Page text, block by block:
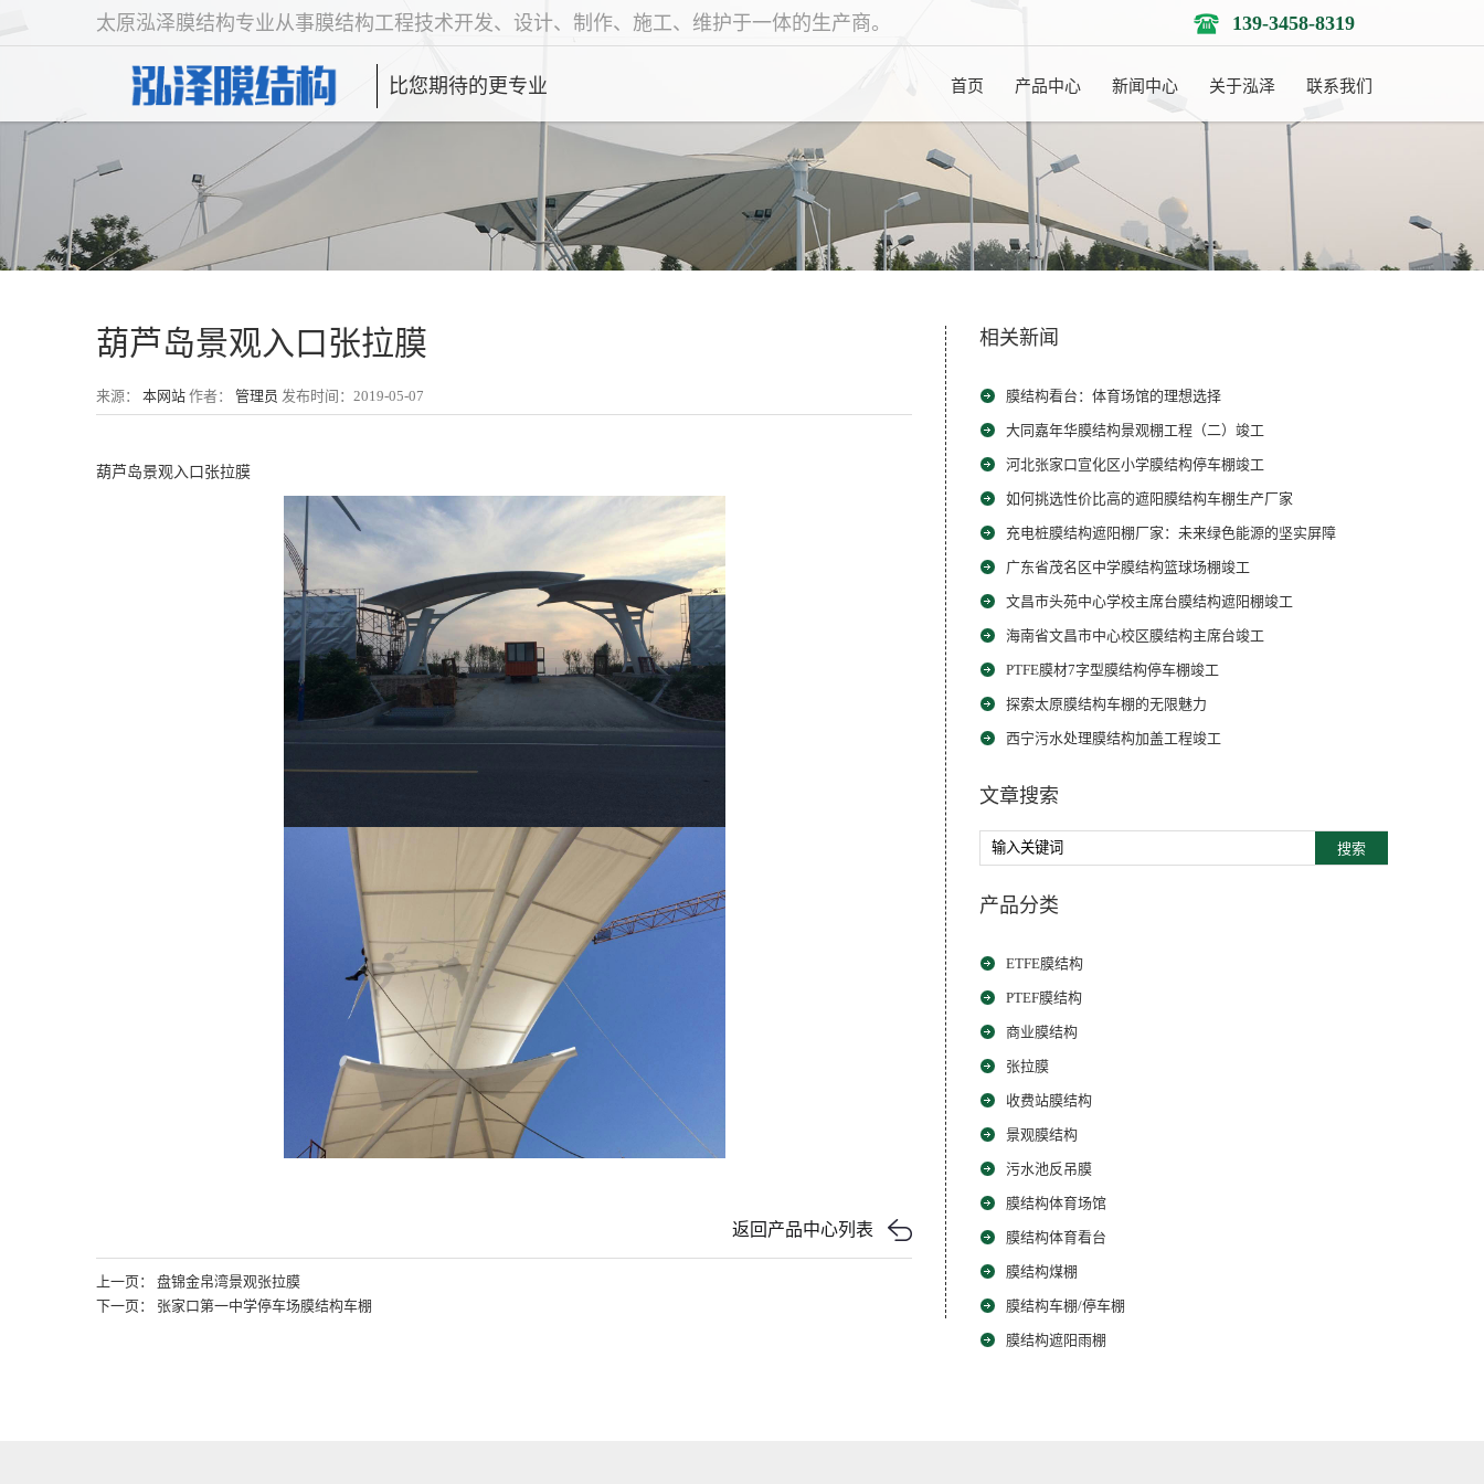
太原泓泽膜结构专业从事膜结构工程技术开发、设计、制作、施工、维护于一体的生产商。 139-3458-8319
比您期待的更专业 首页 产品中心 新闻中心 关于泓泽 联系我们
葫芦岛景观入口张拉膜
来源： 本网站 作者： 管理员 发布时间：2019-05-07
葫芦岛景观入口张拉膜
返回产品中心列表
上一页： 盘锦金帛湾景观张拉膜
下一页： 张家口第一中学停车场膜结构车棚
相关新闻
膜结构看台：体育场馆的理想选择
大同嘉年华膜结构景观棚工程（二）竣工
河北张家口宣化区小学膜结构停车棚竣工
如何挑选性价比高的遮阳膜结构车棚生产厂家
充电桩膜结构遮阳棚厂家：未来绿色能源的坚实屏障
广东省茂名区中学膜结构篮球场棚竣工
文昌市头苑中心学校主席台膜结构遮阳棚竣工
海南省文昌市中心校区膜结构主席台竣工
PTFE膜材7字型膜结构停车棚竣工
探索太原膜结构车棚的无限魅力
西宁污水处理膜结构加盖工程竣工
文章搜索
搜索
产品分类
ETFE膜结构
PTEF膜结构
商业膜结构
张拉膜
收费站膜结构
景观膜结构
污水池反吊膜
膜结构体育场馆
膜结构体育看台
膜结构煤棚
膜结构车棚/停车棚
膜结构遮阳雨棚